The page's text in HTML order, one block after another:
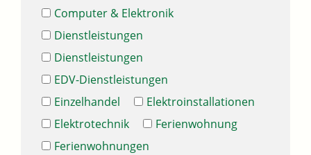
Computer & Elektronik
Dienstleistungen
Dienstleistungen
EDV-Dienstleistungen
Einzelhandel
Elektroinstallationen
Elektrotechnik
Ferienwohnung
Ferienwohnungen